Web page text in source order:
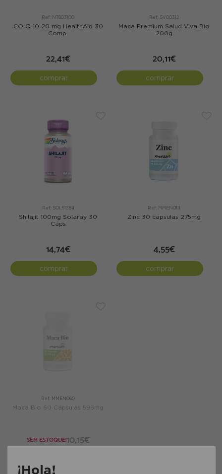
Ref: NT803100
CO Q 10 20 mg HealthAid 30
Comp.
22,41€
comprar
Ref: SV00312
Maca Premium Salud Viva Bio
200g
20,11€
comprar
Ref: SOL51284
Shilajit 100mg Solaray 30
Cáps
14,74€
comprar
Ref: MMEN0111
Zinc 30 cápsulas 275mg
4,55€
comprar
Ref: MMEN060
Maca Bio 60 Cápsulas 596mg
SEM ESTOQUE!10,15€
¡Hola!